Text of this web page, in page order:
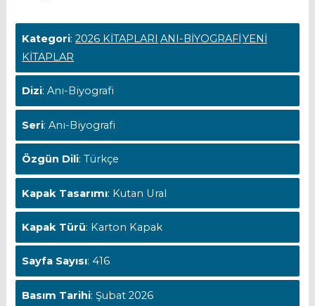
Kategori:2026 KİTAPLARI ANI-BİYOGRAFİYENİ
KİTAPLAR
Dizi: Anı-Biyografi
Seri: Anı-Biyografi
Özgün Dili: Türkçe
Kapak Tasarımı: Kutan Ural
Kapak Türü: Karton Kapak
Sayfa Sayısı: 416
Basım Tarihi: Şubat 2026